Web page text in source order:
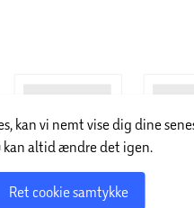
kan vi nemt vise dig dine
kan altid ændre det igen.
Ret cookie samtykke